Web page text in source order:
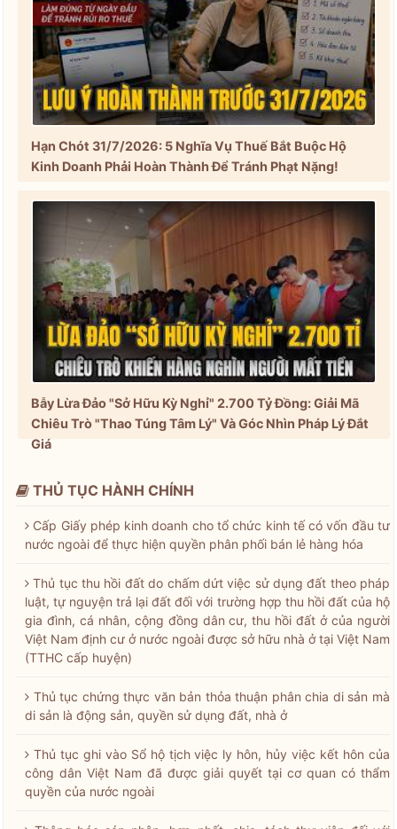
Hạn Chót 31/7/2026: 5 Nghĩa Vụ Thuế Bắt Buộc Hộ
Kinh Doanh Phải Hoàn Thành Để Tránh Phạt Nặng!
Bẫy Lừa Đảo "Sở Hữu Kỳ Nghỉ" 2.700 Tỷ Đồng: Giải Mã
Chiêu Trò "Thao Túng Tâm Lý" Và Góc Nhìn Pháp Lý Đắt
Giá
THỦ TỤC HÀNH CHÍNH
Cấp Giấy phép kinh doanh cho tổ chức kinh tế có vốn đầu tư
nước ngoài để thực hiện quyền phân phối bán lẻ hàng hóa
Thủ tục thu hồi đất do chấm dứt việc sử dụng đất theo pháp
luật, tự nguyện trả lại đất đối với trường hợp thu hồi đất của hộ
gia đình, cá nhân, cộng đồng dân cư, thu hồi đất ở của người
Việt Nam định cư ở nước ngoài được sở hữu nhà ở tại Việt Nam
(TTHC cấp huyện)
Thủ tục chứng thực văn bản thỏa thuận phân chia di sản mà
di sản là động sản, quyền sử dụng đất, nhà ở
Thủ tục ghi vào Sổ hộ tịch việc ly hôn, hủy việc kết hôn của
công dân Việt Nam đã được giải quyết tại cơ quan có thẩm
quyền của nước ngoài